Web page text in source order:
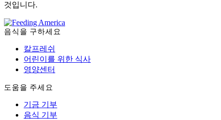
것입니다.
음식을 구하세요
칼프레쉬
어린이를 위한 식사
영양센터
도움을 주세요
기금 기부
음식 기부